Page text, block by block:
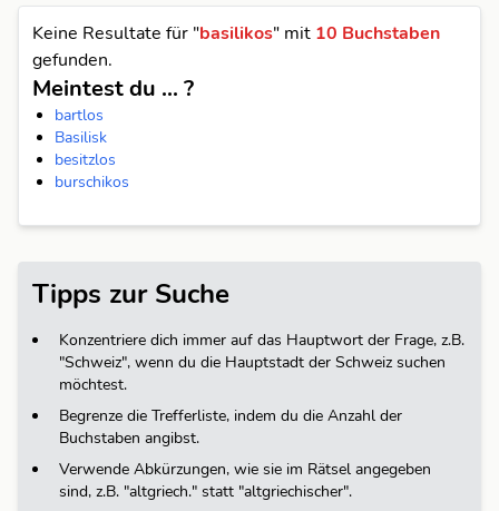
Keine Resultate für "basilikos" mit 10 Buchstaben
gefunden.
Meintest du ... ?
bartlos
Basilisk
besitzlos
burschikos
Tipps zur Suche
Konzentriere dich immer auf das Hauptwort der Frage, z.B.
"Schweiz", wenn du die Hauptstadt der Schweiz suchen
möchtest.
Begrenze die Trefferliste, indem du die Anzahl der
Buchstaben angibst.
Verwende Abkürzungen, wie sie im Rätsel angegeben
sind, z.B. "altgriech." statt "altgriechischer".